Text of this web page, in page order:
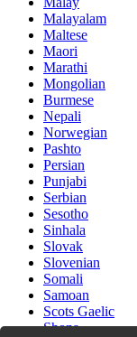
Malayalam
Maltese
Maori
Marathi
Mongolian
Burmese
Nepali
Norwegian
Pashto
Persian
Punjabi
Serbian
Sesotho
Sinhala
Slovak
Slovenian
Somali
Samoan
Scots Gaelic
Shona